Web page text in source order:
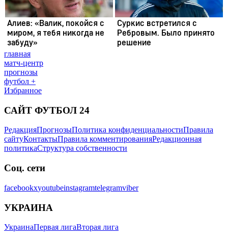
главная
матч-центр
прогнозы
футбол +
Избранное
САЙТ ФУТБОЛ 24
РедакцияПрогнозыПолитика конфиденциальностиПравила
сайтуКонтактыПравила комментированияРедакционная
политикаСтруктура собственности
Соц. сети
facebookxyoutubeinstagramtelegramviber
УКРАИНА
УкраинаПервая лигаВторая лига